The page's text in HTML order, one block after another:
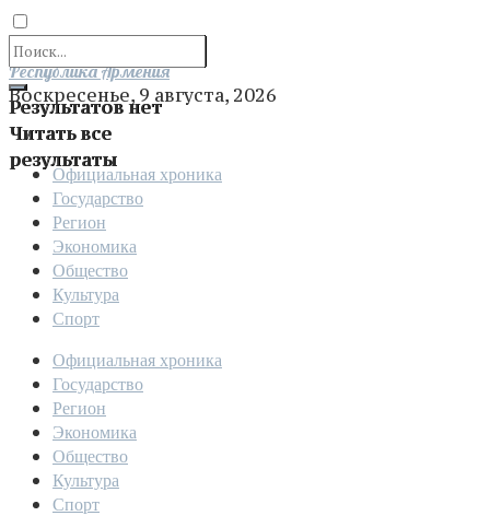
Результатов нет
Читать все
результаты
Отправить
Республика Армения
Воскресенье, 9 августа, 2026
Официальная хроника
Государство
Регион
Экономика
Общество
Культура
Спорт
Официальная хроника
Государство
Регион
Экономика
Общество
Культура
Спорт